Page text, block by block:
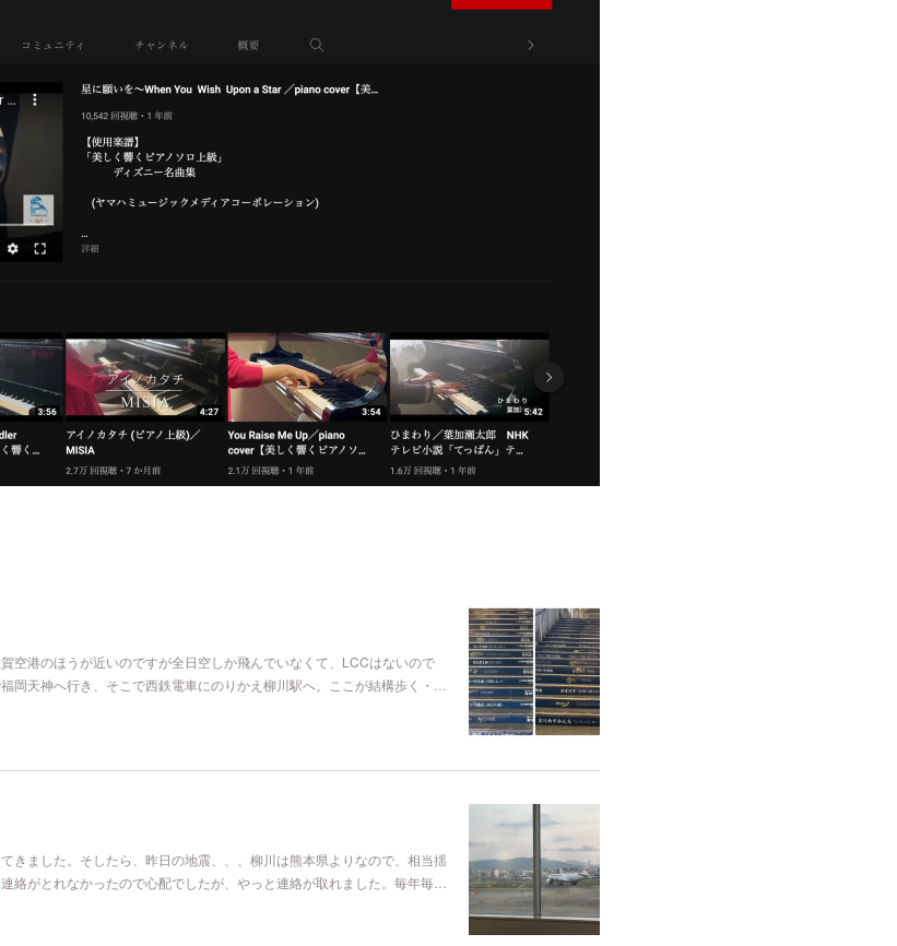
空港のほうが近いのですが全日空しか飛んでいなくて、LCCはないので
岡天神へ行き、そこで西鉄電車にのりかえ柳川駅へ。ここが結構歩く・…
きました。そしたら、昨日の地震、、、柳川は熊本県よりなので、相当揺
絡がとれなかったので心配でしたが、やっと連絡が取れました。毎年毎…